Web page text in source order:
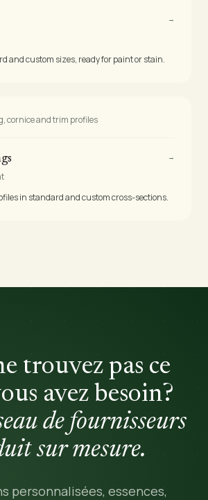
→
and custom sizes, ready for paint or stain.
cornice and trim profiles
→
in standard and custom cross-sections.
trouvez pas ce
avez besoin?
de fournisseurs
sur mesure.
personnalisées, essences,